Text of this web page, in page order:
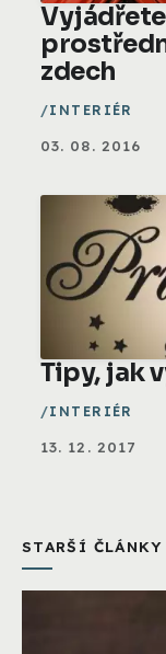
zdech
INTERIÉR
03. 08. 2016
Tipy, jak
INTERIÉR
13. 12. 2017
STARŠÍ ČLÁNKY